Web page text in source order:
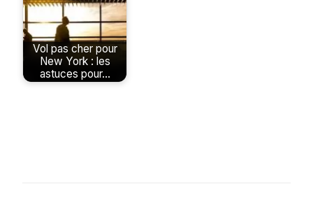
Vol pas cher pour
New York : les
astuces pour…